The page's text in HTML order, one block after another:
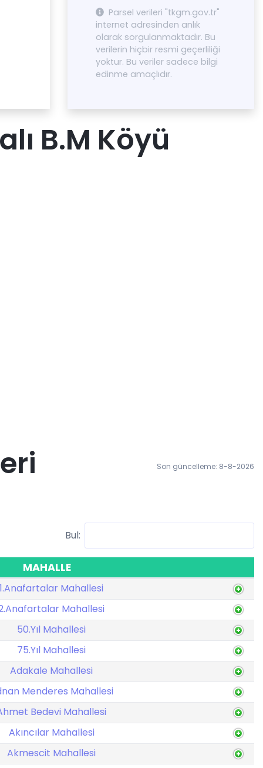
Parsel verileri "tkgm.gov.tr"
internet adresinden anlık
olarak sorgulanmaktadır. Bu
verilerin hiçbir resmi geçerliliği
yoktur. Bu veriler sadece bilgi
edinme amaçlıdır.
B.M Köyü
Son güncelleme: 8-8-2026
Bul:
MAHALLE
1.Anafartalar Mahallesi
Mahallesi
50.Yıl Mahallesi
75.Yıl Mahallesi
Adakale Mahallesi
Menderes Mahallesi
Bedevi Mahallesi
Akıncılar Mahallesi
Akmescit Mahallesi